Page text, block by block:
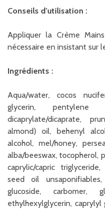
Conseils d'utilisation :
Appliquer la Crème
nécessaire en insistant sur
Ingrédients :
Aqua/water, cocos
glycerin, pentylene
dicaprylate/dicaprate,
almond) oil, behenyl
alcohol, mel/honey,
alba/beeswax, tocopherol,
caprylic/capric
seed oil
glucoside, carbomer,
ethylhexylglycerin,